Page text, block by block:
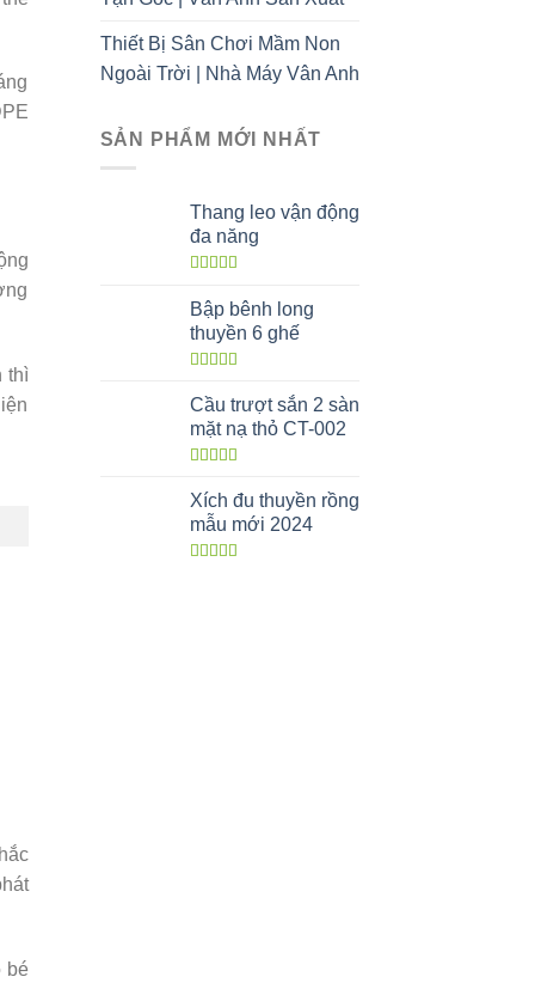
thì
bé
Thiết Bị Sân Chơi Mầm Non
Ngoài Trời | Nhà Máy Vân Anh
SẢN PHẨM MỚI NHẤT
Thang leo vận động
đa năng
hạng 5.005
sao
Bập bênh long
thuyền 6 ghế
hạng 5.005
sao
Cầu trượt sắn 2 sàn
mặt nạ thỏ CT-002
hạng5.00 5
sao
Xích đu thuyền rồng
mẫu mới 2024